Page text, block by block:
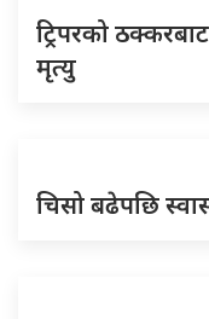
ट्रिपरको
मृत्यु
चिसो बढेपछि